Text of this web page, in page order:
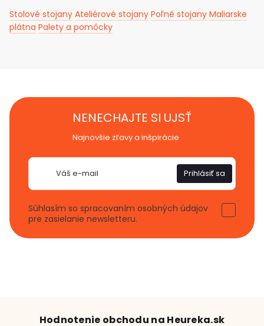
Stolové stojany Ateliérové stojany Poľné stojany Maliarske
plátna Palety a pomôcky
NENECHAJTE SI UJSŤ
Najnovšie zľavy a inšpirácie
Prihlásiť sa
Súhlasím so spracovaním osobných údajov
pre zasielanie newsletteru.
Hodnotenie obchodu na Heureka.sk